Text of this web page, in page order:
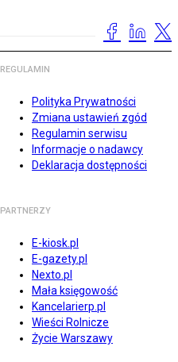
REGULAMIN
Polityka Prywatności
Zmiana ustawień zgód
Regulamin serwisu
Informacje o nadawcy
Deklaracja dostępności
PARTNERZY
E-kiosk.pl
E-gazety.pl
Nexto.pl
Mała księgowość
Kancelarierp.pl
Wieści Rolnicze
Życie Warszawy